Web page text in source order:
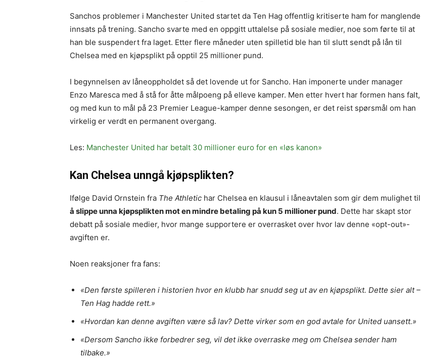
Sanchos problemer i Manchester United startet da Ten Hag offentlig kritiserte ham for manglende
innsats på trening. Sancho svarte med en oppgitt uttalelse på sosiale medier, noe som førte til at
han ble suspendert fra laget. Etter flere måneder uten spilletid ble han til slutt sendt på lån til
Chelsea med en kjøpsplikt på opptil 25 millioner pund.
I begynnelsen av låneoppholdet så det lovende ut for Sancho. Han imponerte under manager
Enzo Maresca med å stå for åtte målpoeng på elleve kamper. Men etter hvert har formen hans falt,
og med kun to mål på 23 Premier League-kamper denne sesongen, er det reist spørsmål om han
virkelig er verdt en permanent overgang.
Les: Manchester United har betalt 30 millioner euro for en «løs kanon»
Kan Chelsea unngå kjøpsplikten?
Ifølge David Ornstein fra The Athletic har Chelsea en klausul i låneavtalen som gir dem mulighet til
å slippe unna kjøpsplikten mot en mindre betaling på kun 5 millioner pund. Dette har skapt stor
debatt på sosiale medier, hvor mange supportere er overrasket over hvor lav denne «opt-out»-
avgiften er.
Noen reaksjoner fra fans:
«Den første spilleren i historien hvor en klubb har snudd seg ut av en kjøpsplikt. Dette sier alt –
Ten Hag hadde rett.»
«Hvordan kan denne avgiften være så lav? Dette virker som en god avtale for United uansett.»
«Dersom Sancho ikke forbedrer seg, vil det ikke overraske meg om Chelsea sender ham
tilbake.»